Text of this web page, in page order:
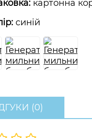
картонна
синій
(0)